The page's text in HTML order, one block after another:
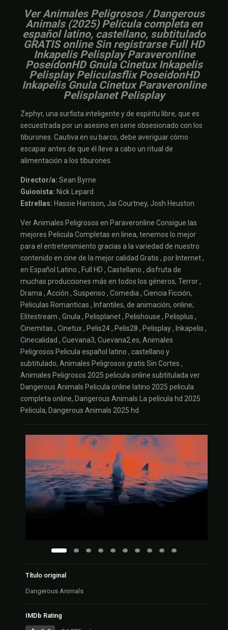
Ver Animales Peligrosos / Dangerous
Animals (2025) Película completa en
español latino, castellano, subtitulado
GRATIS online Sin registrarse Full HD
Inkapelis Pelisplay Paraveronline
PoseidonHD Gnula Cinetux Inkapelis
Pelisplay Peliculasflix PoseidonHD
Inkapelis Gnula Cinetux Paraveronline
Pelisplanet Pelisplay
Zephyr, una surfista inteligente y de espíritu libre, que es
secuestrada por un asesino en serie obsesionado con los
tiburones. Cautiva en su barco, debe averiguar cómo
escapar antes de que él lleve a cabo un ritual de
alimentación a los tiburones.
Director/a: Sean Byrne
Guionista: Nick Lepard
Estrellas: Hassie Harrison, Jai Courtney, Josh Heuston
Ver Animales Peligrosos en Paraveronline Consigue las
mejores Pelicula Completas en linea, tenemos lo mejor
para el entretenimiento gracias a la variedad de nuestro
contenido en cine de la mejor calidad Gratis , por Internet ,
en Español Latino , Full HD , Castellano , disfruta de
muchas producciones más en todos los géneros, Terror ,
Drama , Acción , Suspenso , Comedia , Ciencia Ficción,
Peliculas Romanticas , Infantiles, de animación, online;
Elitestream , Gnula , Pelisplanet , Pelishouse , Pelisplus ,
Cinemitas , Cinetux , Pelis24 , Pelis28 , Pelisplay , Inkapelis ,
Cinecalidad , Cuevana3, Cuevana2.es, Animales
Peligrosos Pelicula español latino , castellano y
subtitulado, Animales Peligrosos gratis Sin Cortes ,
Animales Peligrosos 2025 pelicula online subtitulada ver
Dangerous Animals Pelicula online latino 2025 pelicula
completa online, Dangerous Animals La película hd 2025
Pelicula, Dangerous Animals 2025 hd
Título original
Dangerous Animals
IMDb Rating